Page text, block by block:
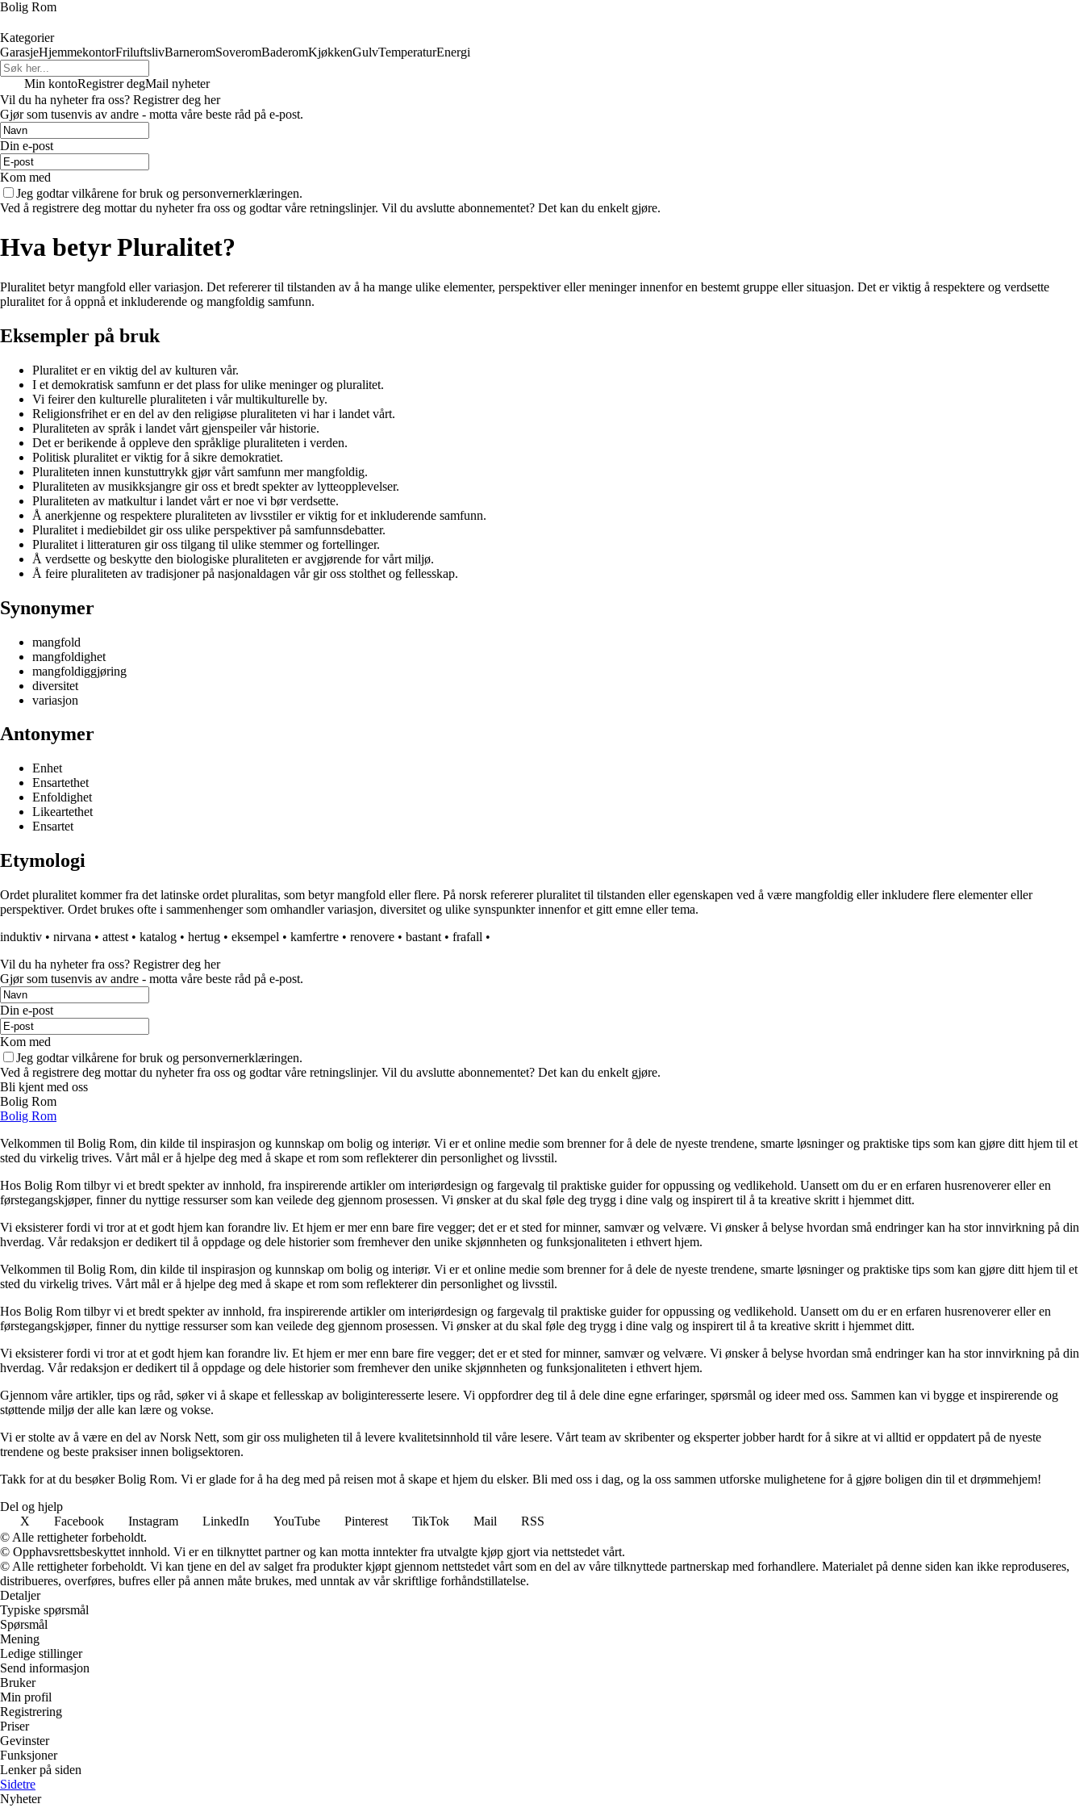
Bolig Rom
Kategorier
GarasjeHjemmekontorFriluftslivBarneromSoveromBaderomKjøkkenGulvTemperaturEnergi
Min kontoRegistrer degMail nyheter
Vil du ha nyheter fra oss? Registrer deg her
Gjør som tusenvis av andre - motta våre beste råd på e-post.
Din e-post
Kom med
Jeg godtar vilkårene for bruk og personvernerklæringen.
Ved å registrere deg mottar du nyheter fra oss og godtar våre retningslinjer. Vil du avslutte abonnementet? Det kan du enkelt gjøre.
Hva betyr Pluralitet?
Pluralitet betyr mangfold eller variasjon. Det refererer til tilstanden av å ha mange ulike elementer, perspektiver eller meninger innenfor en bestemt gruppe eller situasjon. Det er viktig å respektere og verdsette
pluralitet for å oppnå et inkluderende og mangfoldig samfunn.
Eksempler på bruk
Pluralitet er en viktig del av kulturen vår.
I et demokratisk samfunn er det plass for ulike meninger og pluralitet.
Vi feirer den kulturelle pluraliteten i vår multikulturelle by.
Religionsfrihet er en del av den religiøse pluraliteten vi har i landet vårt.
Pluraliteten av språk i landet vårt gjenspeiler vår historie.
Det er berikende å oppleve den språklige pluraliteten i verden.
Politisk pluralitet er viktig for å sikre demokratiet.
Pluraliteten innen kunstuttrykk gjør vårt samfunn mer mangfoldig.
Pluraliteten av musikksjangre gir oss et bredt spekter av lytteopplevelser.
Pluraliteten av matkultur i landet vårt er noe vi bør verdsette.
Å anerkjenne og respektere pluraliteten av livsstiler er viktig for et inkluderende samfunn.
Pluralitet i mediebildet gir oss ulike perspektiver på samfunnsdebatter.
Pluralitet i litteraturen gir oss tilgang til ulike stemmer og fortellinger.
Å verdsette og beskytte den biologiske pluraliteten er avgjørende for vårt miljø.
Å feire pluraliteten av tradisjoner på nasjonaldagen vår gir oss stolthet og fellesskap.
Synonymer
mangfold
mangfoldighet
mangfoldiggjøring
diversitet
variasjon
Antonymer
Enhet
Ensartethet
Enfoldighet
Likeartethet
Ensartet
Etymologi
Ordet pluralitet kommer fra det latinske ordet pluralitas, som betyr mangfold eller flere. På norsk refererer pluralitet til tilstanden eller egenskapen ved å være mangfoldig eller inkludere flere elementer eller
perspektiver. Ordet brukes ofte i sammenhenger som omhandler variasjon, diversitet og ulike synspunkter innenfor et gitt emne eller tema.
induktiv • nirvana • attest • katalog • hertug • eksempel • kamfertre • renovere • bastant • frafall •
Vil du ha nyheter fra oss? Registrer deg her
Gjør som tusenvis av andre - motta våre beste råd på e-post.
Din e-post
Kom med
Jeg godtar vilkårene for bruk og personvernerklæringen.
Ved å registrere deg mottar du nyheter fra oss og godtar våre retningslinjer. Vil du avslutte abonnementet? Det kan du enkelt gjøre.
Bli kjent med oss
Bolig Rom
Bolig Rom
Velkommen til Bolig Rom, din kilde til inspirasjon og kunnskap om bolig og interiør. Vi er et online medie som brenner for å dele de nyeste trendene, smarte løsninger og praktiske tips som kan gjøre ditt hjem til et
sted du virkelig trives. Vårt mål er å hjelpe deg med å skape et rom som reflekterer din personlighet og livsstil.
Hos Bolig Rom tilbyr vi et bredt spekter av innhold, fra inspirerende artikler om interiørdesign og fargevalg til praktiske guider for oppussing og vedlikehold. Uansett om du er en erfaren husrenoverer eller en
førstegangskjøper, finner du nyttige ressurser som kan veilede deg gjennom prosessen. Vi ønsker at du skal føle deg trygg i dine valg og inspirert til å ta kreative skritt i hjemmet ditt.
Vi eksisterer fordi vi tror at et godt hjem kan forandre liv. Et hjem er mer enn bare fire vegger; det er et sted for minner, samvær og velvære. Vi ønsker å belyse hvordan små endringer kan ha stor innvirkning på din
hverdag. Vår redaksjon er dedikert til å oppdage og dele historier som fremhever den unike skjønnheten og funksjonaliteten i ethvert hjem.
Velkommen til Bolig Rom, din kilde til inspirasjon og kunnskap om bolig og interiør. Vi er et online medie som brenner for å dele de nyeste trendene, smarte løsninger og praktiske tips som kan gjøre ditt hjem til et
sted du virkelig trives. Vårt mål er å hjelpe deg med å skape et rom som reflekterer din personlighet og livsstil.
Hos Bolig Rom tilbyr vi et bredt spekter av innhold, fra inspirerende artikler om interiørdesign og fargevalg til praktiske guider for oppussing og vedlikehold. Uansett om du er en erfaren husrenoverer eller en
førstegangskjøper, finner du nyttige ressurser som kan veilede deg gjennom prosessen. Vi ønsker at du skal føle deg trygg i dine valg og inspirert til å ta kreative skritt i hjemmet ditt.
Vi eksisterer fordi vi tror at et godt hjem kan forandre liv. Et hjem er mer enn bare fire vegger; det er et sted for minner, samvær og velvære. Vi ønsker å belyse hvordan små endringer kan ha stor innvirkning på din
hverdag. Vår redaksjon er dedikert til å oppdage og dele historier som fremhever den unike skjønnheten og funksjonaliteten i ethvert hjem.
Gjennom våre artikler, tips og råd, søker vi å skape et fellesskap av boliginteresserte lesere. Vi oppfordrer deg til å dele dine egne erfaringer, spørsmål og ideer med oss. Sammen kan vi bygge et inspirerende og
støttende miljø der alle kan lære og vokse.
Vi er stolte av å være en del av Norsk Nett, som gir oss muligheten til å levere kvalitetsinnhold til våre lesere. Vårt team av skribenter og eksperter jobber hardt for å sikre at vi alltid er oppdatert på de nyeste
trendene og beste praksiser innen boligsektoren.
Takk for at du besøker Bolig Rom. Vi er glade for å ha deg med på reisen mot å skape et hjem du elsker. Bli med oss i dag, og la oss sammen utforske mulighetene for å gjøre boligen din til et drømmehjem!
Del og hjelp
X
Facebook Instagram LinkedIn YouTube Pinterest TikTok Mail
RSS
© Alle rettigheter forbeholdt.
© Opphavsrettsbeskyttet innhold. Vi er en tilknyttet partner og kan motta inntekter fra utvalgte kjøp gjort via nettstedet vårt.
© Alle rettigheter forbeholdt. Vi kan tjene en del av salget fra produkter kjøpt gjennom nettstedet vårt som en del av våre tilknyttede partnerskap med forhandlere. Materialet på denne siden kan ikke reproduseres,
distribueres, overføres, bufres eller på annen måte brukes, med unntak av vår skriftlige forhåndstillatelse.
Detaljer
Typiske spørsmål
Spørsmål
Mening
Ledige stillinger
Send informasjon
Bruker
Min profil
Registrering
Priser
Gevinster
Funksjoner
Lenker på siden
Sidetre
Nyheter